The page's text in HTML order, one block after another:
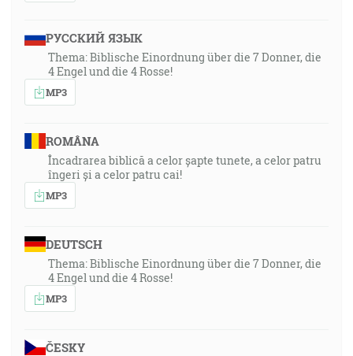
РУССКИЙ ЯЗЫК
Thema: Biblische Einordnung über die 7 Donner, die
4 Engel und die 4 Rosse!
MP3
ROMÂNA
Încadrarea biblică a celor șapte tunete, a celor patru
îngeri și a celor patru cai!
MP3
DEUTSCH
Thema: Biblische Einordnung über die 7 Donner, die
4 Engel und die 4 Rosse!
MP3
ČESKY